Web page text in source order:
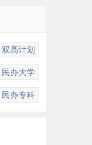
双高计划
民办大学
民办专科